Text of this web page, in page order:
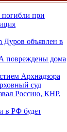
погибли при
Дуров объявлен в
повреждены дома
Архнадзора
суд
Россию, КНР,
в РФ будет